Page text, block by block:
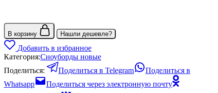
В корзину Нашли дешевле?
Добавить в избранное
Категория:Сноуборды новые
Поделиться:
Поделиться в Telegram
Поделиться в
Whatsapp
Поделиться через электронную почту